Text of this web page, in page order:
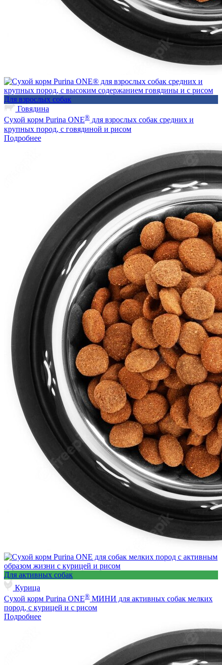
Для взрослых собак
Говядина
Сухой корм Purina ONE® для взрослых собак средних и
крупных пород, с говядиной и рисом
Подробнее
Для активных собак
Курица
Сухой корм Purina ONE® МИНИ для активных собак мелких
пород, с курицей и с рисом
Подробнее